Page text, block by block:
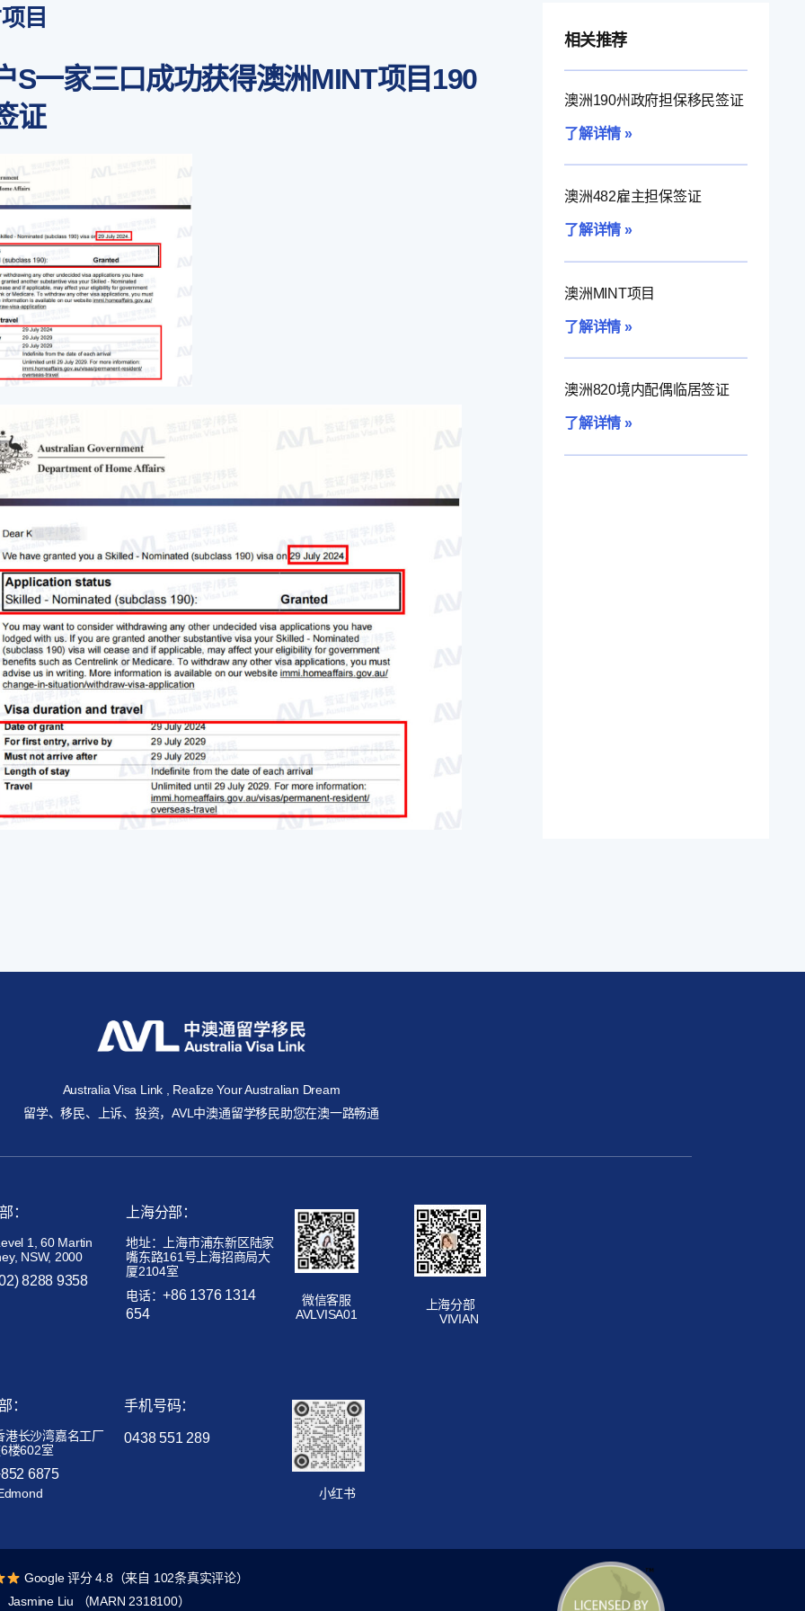
目
S一家三口成功获得澳洲MINT项目190
证
相关推荐
澳洲190州政府担保移民签证
了解详情 »
澳洲482雇主担保签证
了解详情 »
澳洲MINT项目
了解详情 »
澳洲820境内配偶临居签证
了解详情 »
Australia Visa Link , Realize Your Australian Dream
留学、移民、上诉、投资，AVL中澳通留学移民助您在澳一路畅通
：
1, 60 Martin
NSW, 2000
8288 9358
上海分部：
地址：上海市浦东新区陆家
嘴东路161号上海招商局大
厦2104室
电话：+86 1376 1314
654
微信客服
AVLVISA01
上海分部
VIVIAN
：
港长沙湾嘉名工厂
楼602室
6875
手机号码：
0438 551 289
小红书
Google 评分 4.8（来自 102条真实评论）
Jasmine Liu （MARN 2318100）